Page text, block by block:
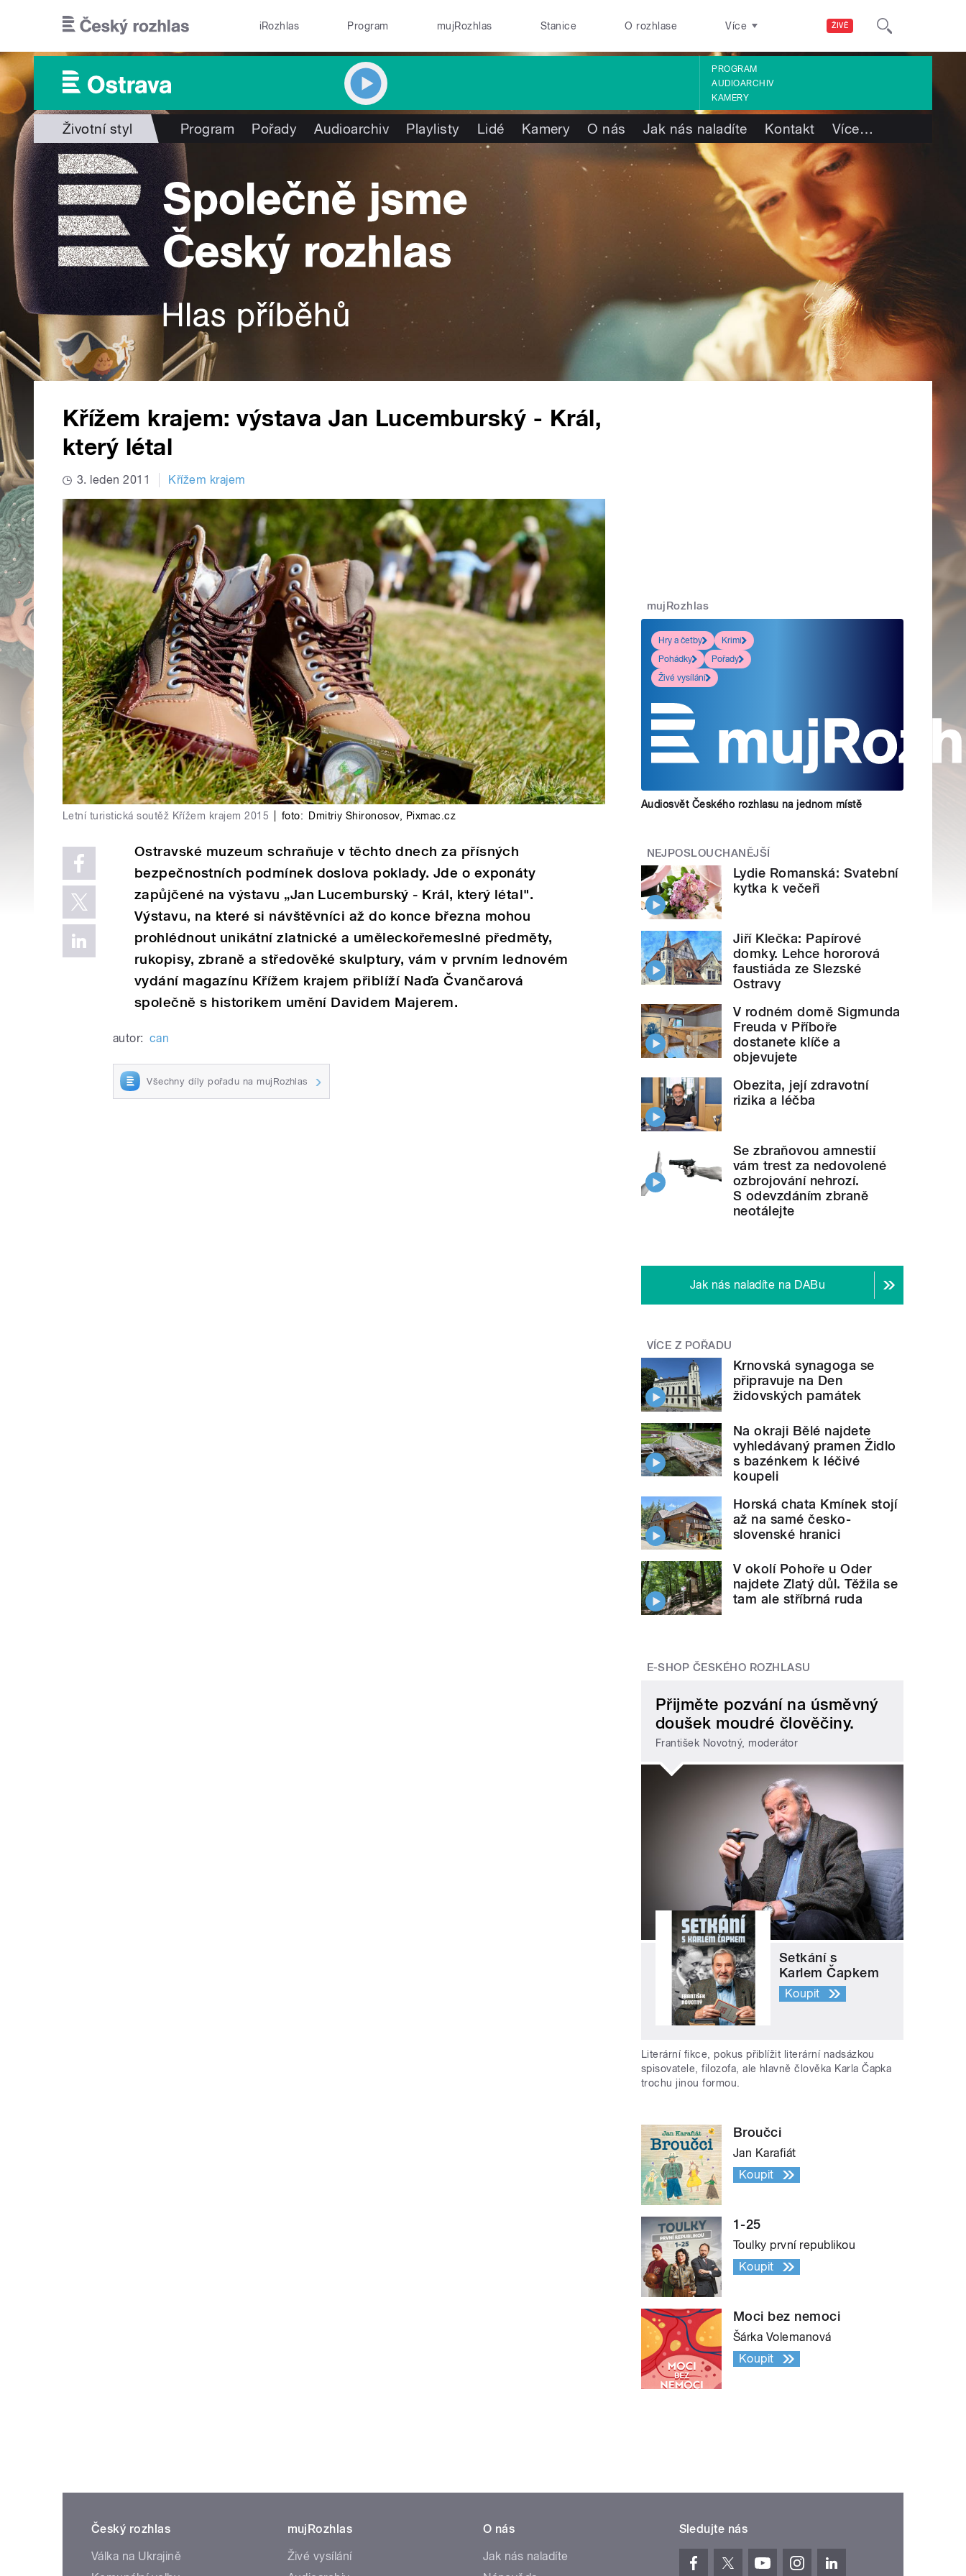
ŽIVĚ
iRozhlas Program mujRozhlas Stanice O rozhlase Více
PROGRAM
AUDIOARCHIV
KAMERY
Životní styl Program Pořady Audioarchiv Playlisty Lidé Kamery O nás Jak nás naladíte Kontakt Více…
Křížem krajem: výstava Jan Lucemburský - Král,
který létal
3. leden 2011 Křížem krajem
Letní turistická soutěž Křížem krajem 2015 foto: Dmitriy Shironosov, Pixmac.cz
Ostravské muzeum schraňuje v těchto dnech za přísných
bezpečnostních podmínek doslova poklady. Jde o exponáty
zapůjčené na výstavu „Jan Lucemburský - Král, který létal".
Výstavu, na které si návštěvníci až do konce března mohou
prohlédnout unikátní zlatnické a uměleckořemeslné předměty,
rukopisy, zbraně a středověké skulptury, vám v prvním lednovém
vydání magazínu Křížem krajem přiblíží Naďa Čvančarová
společně s historikem umění Davidem Majerem.
autor: can
Všechny díly pořadu na mujRozhlas
mujRozhlas
Hry a četby
Krimi
Pohádky
Pořady
Živé vysílání
Audiosvět Českého rozhlasu na jednom místě
NEJPOSLOUCHANĚJŠÍ
Lydie Romanská: Svatební
kytka k večeři
Jiří Klečka: Papírové
domky. Lehce hororová
faustiáda ze Slezské
Ostravy
V rodném domě Sigmunda
Freuda v Příboře
dostanete klíče a
objevujete
Obezita, její zdravotní
rizika a léčba
Se zbraňovou amnestií
vám trest za nedovolené
ozbrojování nehrozí.
S odevzdáním zbraně
neotálejte
Jak nás naladíte na DABu
VÍCE Z POŘADU
Krnovská synagoga se
připravuje na Den
židovských památek
Na okraji Bělé najdete
vyhledávaný pramen Židlo
s bazénkem k léčivé
koupeli
Horská chata Kmínek stojí
až na samé česko-
slovenské hranici
V okolí Pohoře u Oder
najdete Zlatý důl. Těžila se
tam ale stříbrná ruda
E-SHOP ČESKÉHO ROZHLASU
Přijměte pozvání na úsměvný
doušek moudré člověčiny.
František Novotný, moderátor
Setkání s
Karlem Čapkem
Koupit
Literární fikce, pokus přiblížit literární nadsázkou
spisovatele, filozofa, ale hlavně člověka Karla Čapka
trochu jinou formou.
Broučci
Jan Karafiát
Koupit
1-25
Toulky první republikou
Koupit
Moci bez nemoci
Šárka Volemanová
Koupit
Český rozhlas
Válka na Ukrajině
mujRozhlas
Živé vysílání
O nás
Jak nás naladíte
Sledujte nás